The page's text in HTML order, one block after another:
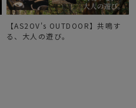
【AS2OV's OUTDOOR】共鳴す
る、大人の遊び。